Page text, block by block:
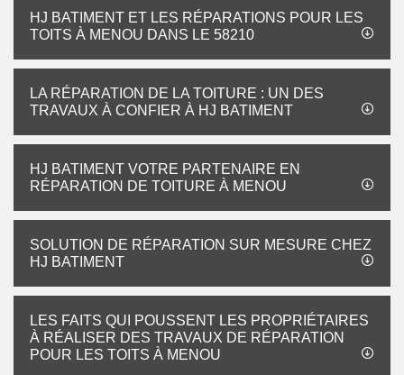
HJ BATIMENT ET LES RÉPARATIONS POUR LES
TOITS À MENOU DANS LE 58210
LA RÉPARATION DE LA TOITURE : UN DES
TRAVAUX À CONFIER À HJ BATIMENT
HJ BATIMENT VOTRE PARTENAIRE EN
RÉPARATION DE TOITURE À MENOU
SOLUTION DE RÉPARATION SUR MESURE CHEZ
HJ BATIMENT
LES FAITS QUI POUSSENT LES PROPRIÉTAIRES
À RÉALISER DES TRAVAUX DE RÉPARATION
POUR LES TOITS À MENOU